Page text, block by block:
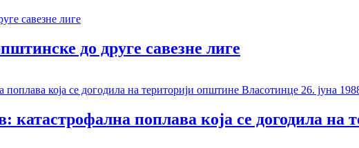
до друге савезне лиге
катастрофална поплава која се догодила